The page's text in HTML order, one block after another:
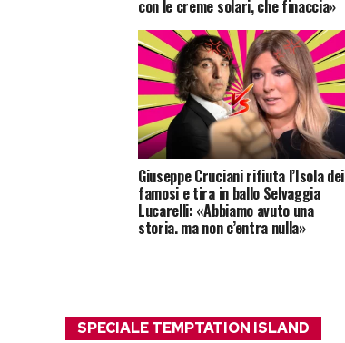
con le creme solari, che finaccia»
Giuseppe Cruciani rifiuta l’Isola dei
famosi e tira in ballo Selvaggia
Lucarelli: «Abbiamo avuto una
storia, ma non c’entra nulla»
SPECIALE TEMPTATION ISLAND